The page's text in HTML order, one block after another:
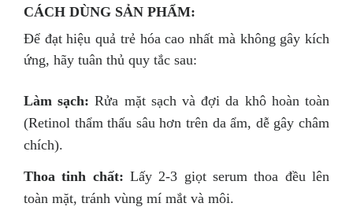
CÁCH DÙNG SẢN PHẨM:
Để đạt hiệu quả trẻ hóa cao nhất mà không gây kích
ứng, hãy tuân thủ quy tắc sau:
Làm sạch: Rửa mặt sạch và đợi da khô hoàn toàn
(Retinol thẩm thấu sâu hơn trên da ẩm, dễ gây châm
chích).
Thoa tinh chất: Lấy 2-3 giọt serum thoa đều lên
toàn mặt, tránh vùng mí mắt và môi.